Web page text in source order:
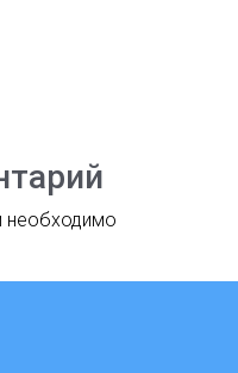
необходимо